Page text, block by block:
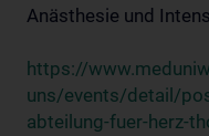
Anästhesie und
https://
uns/events/detail/
abteilung-fuer-herz-